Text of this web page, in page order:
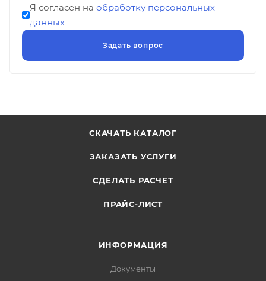
Я согласен на обработку персональных
данных
СКАЧАТЬ КАТАЛОГ
ЗАКАЗАТЬ УСЛУГИ
СДЕЛАТЬ РАСЧЕТ
ПРАЙС-ЛИСТ
ИНФОРМАЦИЯ
Документы